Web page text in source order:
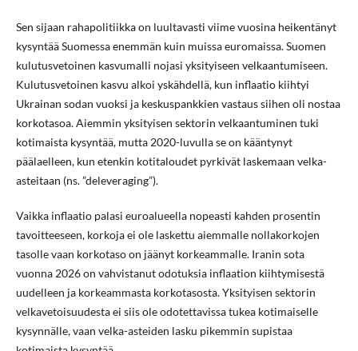
Sen sijaan rahapolitiikka on luultavasti viime vuosina heikentänyt
kysyntää Suomessa enemmän kuin muissa euromaissa. Suomen
kulutusvetoinen kasvumalli nojasi yksityiseen velkaantumiseen.
Kulutusvetoinen kasvu alkoi yskähdellä, kun inflaatio kiihtyi
Ukrainan sodan vuoksi ja keskuspankkien vastaus siihen oli nostaa
korkotasoa. Aiemmin yksityisen sektorin velkaantuminen tuki
kotimaista kysyntää, mutta 2020-luvulla se on kääntynyt
päälaelleen, kun etenkin kotitaloudet pyrkivät laskemaan velka-
asteitaan (ns. ”deleveraging”).
Vaikka inflaatio palasi euroalueella nopeasti kahden prosentin
tavoitteeseen, korkoja ei ole laskettu aiemmalle nollakorkojen
tasolle vaan korkotaso on jäänyt korkeammalle. Iranin sota
vuonna 2026 on vahvistanut odotuksia inflaation kiihtymisestä
uudelleen ja korkeammasta korkotasosta. Yksityisen sektorin
velkavetoisuudesta ei siis ole odotettavissa tukea kotimaiselle
kysynnälle, vaan velka-asteiden lasku pikemmin supistaa